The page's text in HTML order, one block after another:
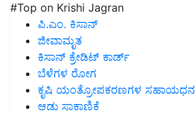
#Top on Krishi Jagran
ಪಿ.ಎಂ. ಕಿಸಾನ್
ಜೀವಾಮೃತ
ಕಿಸಾನ್ ಕ್ರೇಡಿಟ್ ಕಾರ್ಡ್
ಬೆಳೆಗಳ ರೋಗ
ಕೃಷಿ ಯಂತ್ರೋಪಕರಣಗಳ ಸಹಾಯಧನ
ಆಡು ಸಾಕಾಣಿಕೆ